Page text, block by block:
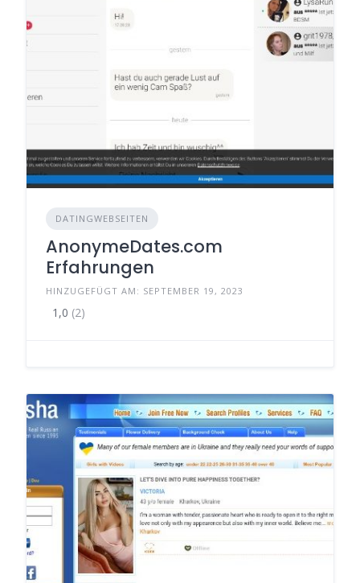
DATINGWEBSEITEN
AnonymeDates.com
Erfahrungen
HINZUGEFÜGT AM: SEPTEMBER 19, 2023
1,0 (2)